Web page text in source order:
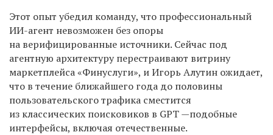
Этот опыт убедил команду, что профессиональный
ИИ-агент невозможен без опоры
на верифицированные источники. Сейчас под
агентную архитектуру перестраивают витрину
маркетплейса «Финуслуги», иИгорь Алутин ожидает,
что в течение ближайшего года до половины
пользовательского трафика сместится
из классических поисковиков в GPT —подобные
интерфейсы, включая отечественные.